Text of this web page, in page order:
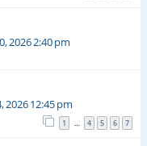
2026 2:40 pm
2026 12:45 pm
1 … 4 5 6 7